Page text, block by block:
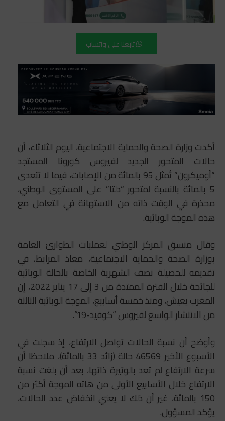
تابعنا على واتساب
أكدت وزارة الصحة والحماية الاجتماعية، اليوم الثلاثاء، أن
حالات المتحور الجديد لفيروس كورونا المستجد
“أوميكرون” تُمثل 95 بالمائة من الإصابات، فيما لا تتعدى
5 بالمائة بالنسبة لمتحور “دلتا” على المستوى الوطني،
محذرة في الوقت ذاته من الاستهانة في التعامل مع
هذه الموجة الوبائية.
وقال منسق المركز الوطني لعمليات الطوارئ العامة
بوزارة الصحة والحماية الاجتماعية، معاذ المرابط، في
تقديمه للحصيلة نصف الشهرية الخاصة بالحالة الوبائية
للجائحة خلال الفترة الممتدة من 3 إلى 17 يناير 2022، إن
المغرب يعيش، ومنذ خمسة أسابيع، الموجة الوبائية الثالثة
من الانتشار الواسع لفيروس “كوفيد-19”.
وأوضح أن نسبة الحالات تواصل الارتفاع، إذ سجلت في
الأسبوع الأخير 46569 حالة (زائد 33 بالمائة)، ملاحظا أن
سرعة الارتفاع لم تعد بالوتيرة ذاتها، بعد أن بلغت نسبة
الارتفاع خلال الأسابيع الأولى من هاته الموجة أكثر من
150 بالمائة، غير أن ذلك لا يعني انخفاض عدد الحالات،
يؤكد المسؤول.